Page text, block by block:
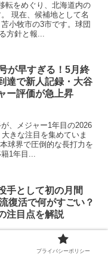
転をめぐり、北海道内の
現在、候補地として名
小牧市の3市です。球団
方針と報...
が早すぎる！5月終
達で新人記録・大谷
ー評価が急上昇
、メジャー1年目の2026
きな注目を集めていま
球界で圧倒的な長打力を
1年目...
手として初の月間
復活で何がすごい？
注目点を解説
りました。 ロサンゼル
ナ・リーグ投手部門で
プライバシーポリシー